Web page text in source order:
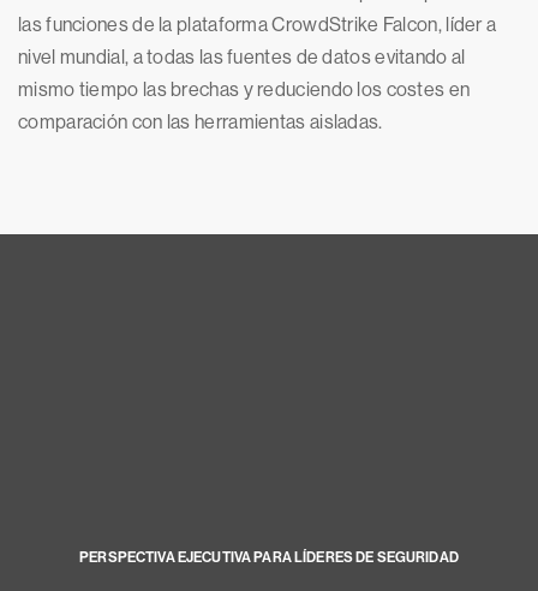
las funciones de la plataforma CrowdStrike Falcon, líder a
nivel mundial, a todas las fuentes de datos evitando al
mismo tiempo las brechas y reduciendo los costes en
comparación con las herramientas aisladas.
PERSPECTIVA EJECUTIVA PARA LÍDERES DE SEGURIDAD